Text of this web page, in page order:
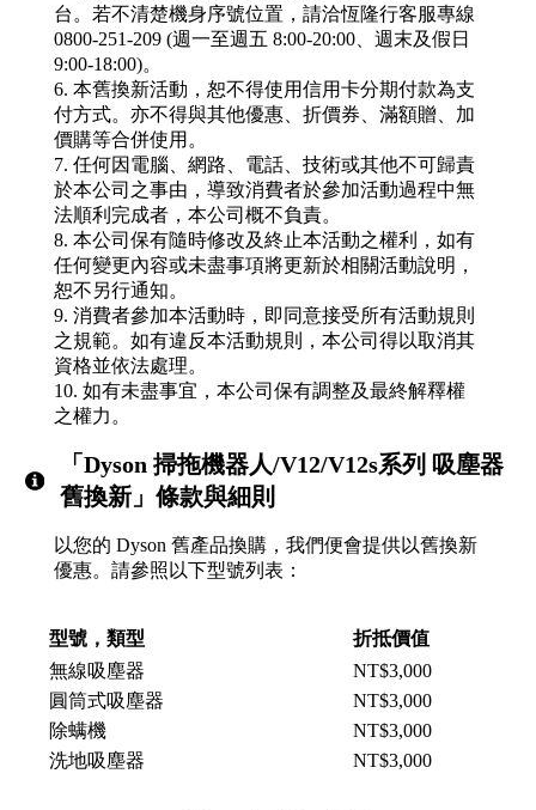
台。若不清楚機身序號位置，請洽恆隆行客服專線
0800-251-209 (週一至週五 8:00-20:00、週末及假日
9:00-18:00)。
6. 本舊換新活動，恕不得使用信用卡分期付款為支
付方式。亦不得與其他優惠、折價券、滿額贈、加
價購等合併使用。
7. 任何因電腦、網路、電話、技術或其他不可歸責
於本公司之事由，導致消費者於參加活動過程中無
法順利完成者，本公司概不負責。
8. 本公司保有隨時修改及終止本活動之權利，如有
任何變更內容或未盡事項將更新於相關活動說明，
恕不另行通知。
9. 消費者參加本活動時，即同意接受所有活動規則
之規範。如有違反本活動規則，本公司得以取消其
資格並依法處理。
10. 如有未盡事宜，本公司保有調整及最終解釋權
之權力。
「Dyson 掃拖機器人/V12/V12s系列 吸塵器
舊換新」條款與細則
以您的 Dyson 舊產品換購，我們便會提供以舊換新
優惠。請參照以下型號列表：
型號，類型
折抵價值
無線吸塵器
NT$3,000
圓筒式吸塵器
NT$3,000
除螨機
NT$3,000
洗地吸塵器
NT$3,000